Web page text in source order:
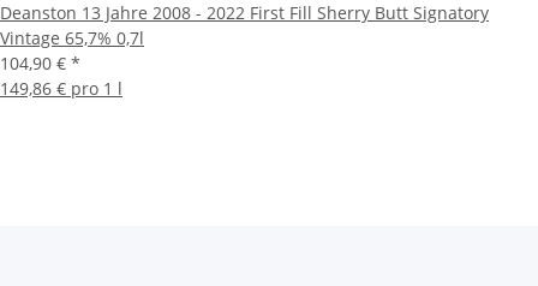
Deanston 13 Jahre 2008 - 2022 First Fill Sherry Butt Signatory
Vintage 65,7% 0,7l
104,90 € *
149,86 € pro 1 l